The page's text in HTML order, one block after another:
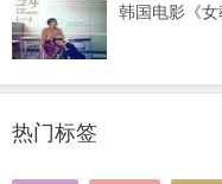
韩国电影《
热门标签